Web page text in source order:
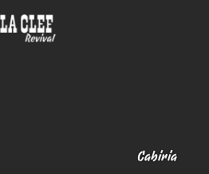
au
contenu
Cabiria